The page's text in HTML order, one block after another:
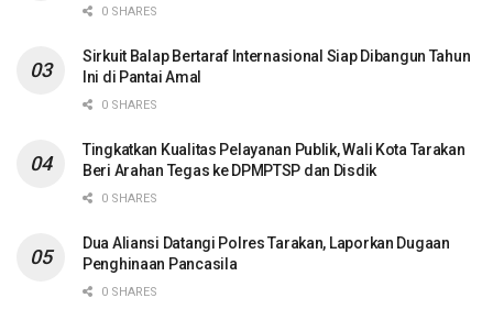
0 SHARES
Sirkuit Balap Bertaraf Internasional Siap Dibangun Tahun
Ini di Pantai Amal
0 SHARES
Tingkatkan Kualitas Pelayanan Publik, Wali Kota Tarakan
Beri Arahan Tegas ke DPMPTSP dan Disdik
0 SHARES
Dua Aliansi Datangi Polres Tarakan, Laporkan Dugaan
Penghinaan Pancasila
0 SHARES